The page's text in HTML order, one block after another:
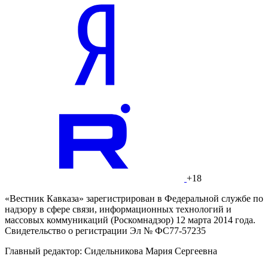
+18
«Вестник Кавказа» зарегистрирован в Федеральной службе по
надзору в сфере связи, информационных технологий и
массовых коммуникаций (Роскомнадзор) 12 марта 2014 года.
Свидетельство о регистрации Эл № ФС77-57235
Главный редактор: Сидельникова Мария Сергеевна